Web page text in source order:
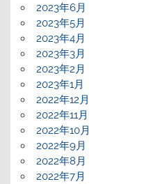
2023年6月
2023年5月
2023年4月
2023年3月
2023年2月
2023年1月
2022年12月
2022年11月
2022年10月
2022年9月
2022年8月
2022年7月